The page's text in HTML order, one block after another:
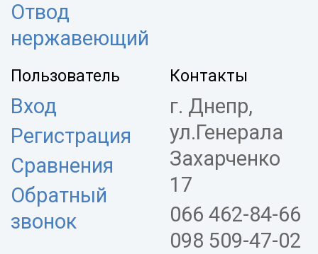
Отвод
нержавеющий
Пользователь
Вход
Регистрация
Сравнения
Обратный
звонок
Контакты
г. Днепр,
ул.Генерала
Захарченко
17
066 462-84-66
098 509-47-02